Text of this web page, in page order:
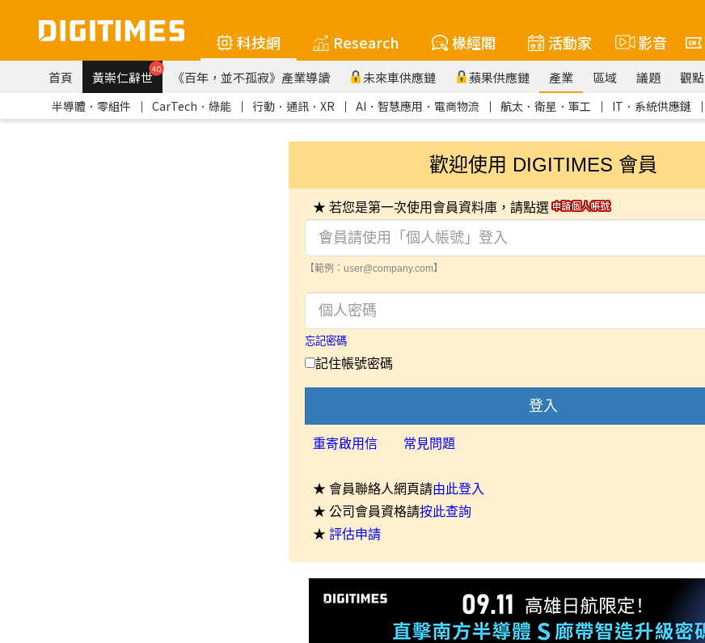
科技網 Research 椽經閣 活動家 影音
首頁 黃崇仁辭世40 《百年，並不孤寂》產業導讀 未來車供應鏈 蘋果供應鏈 產業 區域 議題 觀點
半導體．零組件 ｜ CarTech．綠能 ｜ 行動．通訊．XR ｜ AI．智慧應用．電商物流 ｜ 航太．衛星．軍工 ｜ IT．系統供應鏈 ｜
歡迎使用 DIGITIMES 會員
★ 若您是第一次使用會員資料庫，請點選
【範例：user@company.com】
忘記密碼
記住帳號密碼
登入
重寄啟用信 常見問題
★ 會員聯絡人網頁請由此登入
★ 公司會員資格請按此查詢
★ 評估申請